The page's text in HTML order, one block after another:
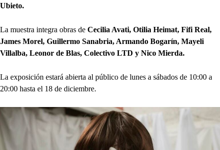
Ubieto.
La muestra integra obras de Cecilia Avati, Otilia Heimat, Fifi Real,
James Morel, Guillermo Sanabria, Armando Bogarín, Mayeli
Villalba, Leonor de Blas, Colectivo LTD y Nico Mierda.
La exposición estará abierta al público de lunes a sábados de 10:00 a
20:00 hasta el 18 de diciembre.